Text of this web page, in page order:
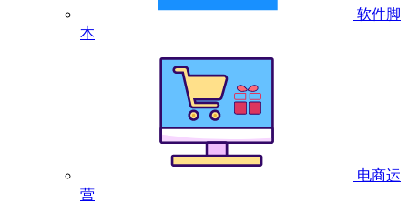
软件脚
本
电商运
营